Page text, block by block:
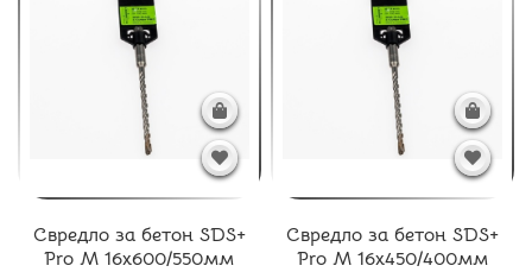
Свредло за бетон SDS+
Pro M 16x600/550мм
Свредло за бетон SDS+
Pro M 16x450/400мм